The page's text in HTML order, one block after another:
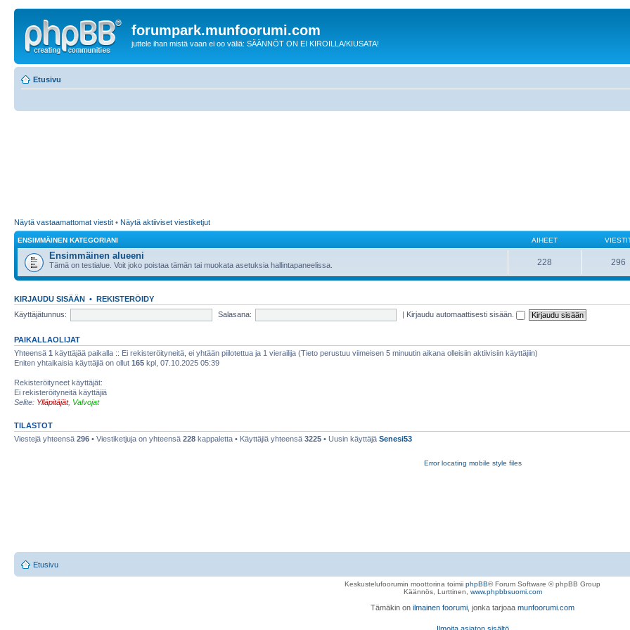
forumpark.munfoorumi.com
juttele ihan mistä vaan ei oo väliä: SÄÄNNÖT ON EI KIROILLA/KIUSATA!
Etusivu
Näytä vastaamattomat viestit • Näytä aktiiviset viestiketjut
ENSIMMÄINEN KATEGORIANI AIHEET
Ensimmäinen alueeni
Tämä on testialue. Voit joko poistaa tämän tai muokata asetuksia hallintapaneelissa. 228 296
KIRJAUDU SISÄÄN • REKISTERÖIDY
Käyttäjätunnus:
Salasana: | Kirjaudu automaattisesti sisään.
PAIKALLAOLIJAT
Yhteensä 1 käyttäjää paikalla :: Ei rekisteröityneitä, ei yhtään piilotettua ja 1 vierailija (Tieto perustuu viimeisen 5 minuutin aikana olleisiin aktiivisiin käyttäjiin)
Eniten yhtaikaisia käyttäjiä on ollut 165 kpl, 07.10.2025 05:39
Rekisteröityneet käyttäjät:
Ei rekisteröityneitä käyttäjiä
Selite: Ylläpitäjät, Valvojat
TILASTOT
Viestejä yhteensä 296 • Viestiketjuja on yhteensä 228 kappaletta • Käyttäjiä yhteensä 3225 • Uusin käyttäjä Senesi53
Error locating mobile style files
Etusivu
Keskustelufoorumin moottorina toimii phpBB® Forum Software © phpBB Group
Käännös, Lurttinen, www.phpbbsuomi.com
Tämäkin on ilmainen foorumi , jonka tarjoaa munfoorumi.com